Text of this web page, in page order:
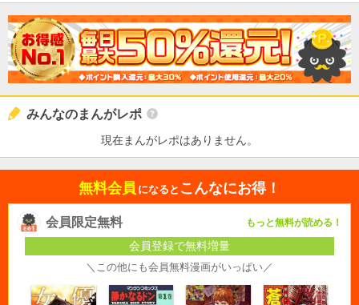
みんなのまんがレポ
現在まんがレポはありません。
無料会員 になると こんなにお得！
会員限定無料 もっと無料が読める！
会員登録で無料増量
＼この他にも会員無料漫画がいっぱい／